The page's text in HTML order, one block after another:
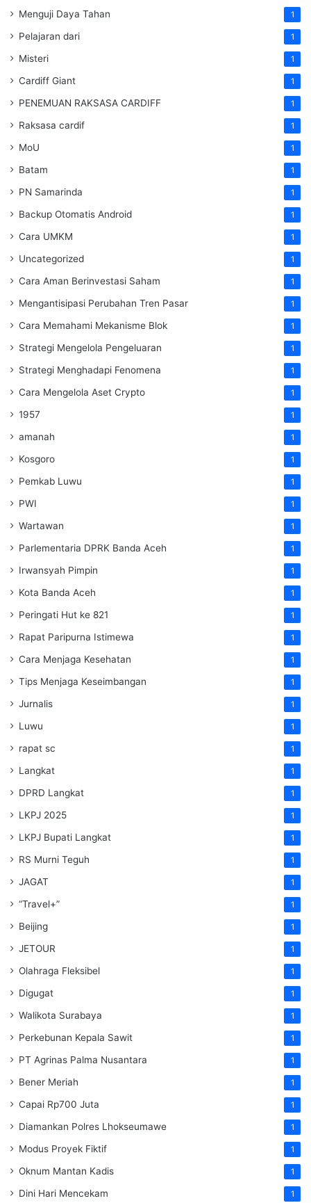
Menguji Daya Tahan 1
Pelajaran dari 1
Misteri 1
Cardiff Giant 1
PENEMUAN RAKSASA CARDIFF 1
Raksasa cardif 1
MoU 1
Batam 1
PN Samarinda 1
Backup Otomatis Android 1
Cara UMKM 1
Uncategorized 1
Cara Aman Berinvestasi Saham 1
Mengantisipasi Perubahan Tren Pasar 1
Cara Memahami Mekanisme Blok 1
Strategi Mengelola Pengeluaran 1
Strategi Menghadapi Fenomena 1
Cara Mengelola Aset Crypto 1
1957 1
amanah 1
Kosgoro 1
Pemkab Luwu 1
PWI 1
Wartawan 1
Parlementaria DPRK Banda Aceh 1
Irwansyah Pimpin 1
Kota Banda Aceh 1
Peringati Hut ke 821 1
Rapat Paripurna Istimewa 1
Cara Menjaga Kesehatan 1
Tips Menjaga Keseimbangan 1
Jurnalis 1
Luwu 1
rapat sc 1
Langkat 1
DPRD Langkat 1
LKPJ 2025 1
LKPJ Bupati Langkat 1
RS Murni Teguh 1
JAGAT 1
“Travel+” 1
Beijing 1
JETOUR 1
Olahraga Fleksibel 1
Digugat 1
Walikota Surabaya 1
Perkebunan Kepala Sawit 1
PT Agrinas Palma Nusantara 1
Bener Meriah 1
Capai Rp700 Juta 1
Diamankan Polres Lhokseumawe 1
Modus Proyek Fiktif 1
Oknum Mantan Kadis 1
Dini Hari Mencekam 1